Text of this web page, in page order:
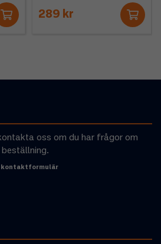
289 kr
oss om du har frågor om
kontaktformulär